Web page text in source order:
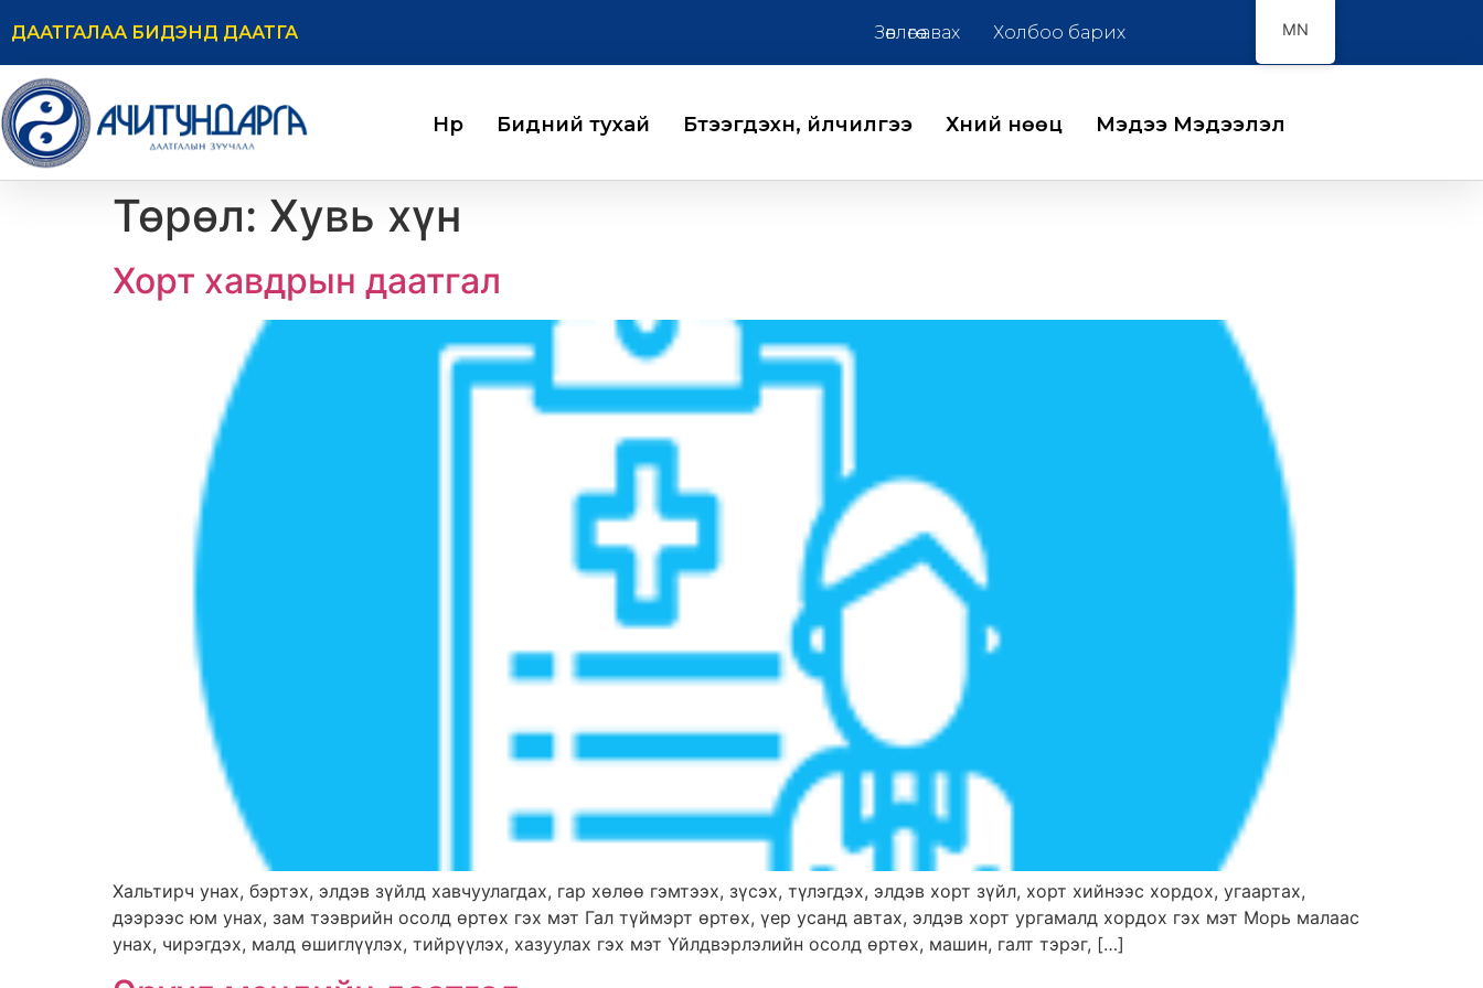
ДААТГАЛАА БИДЭНД ДААТГА Зөвлөгөө авах Холбоо барих
Нүүр Бидний тухай Бүтээгдэхүүн, үйлчилгээ Хүний нөөц Мэдээ Мэдээлэл
Төрөл: Хувь хүн
Хорт хавдрын даатгал
Хальтирч унах, бэртэх, элдэв зүйлд хавчуулагдах, гар хөлөө гэмтээх, зүсэх, түлэгдэх, элдэв хорт зүйл, хорт хийнээс хордох, угаартах,
дээрээс юм унах, зам тээврийн осолд өртөх гэх мэт Гал түймэрт өртөх, үер усанд автах, элдэв хорт ургамалд хордох гэх мэт Морь малаас
унах, чирэгдэх, малд өшиглүүлэх, тийрүүлэх, хазуулах гэх мэт Үйлдвэрлэлийн осолд өртөх, машин, галт тэрэг, […]
MN